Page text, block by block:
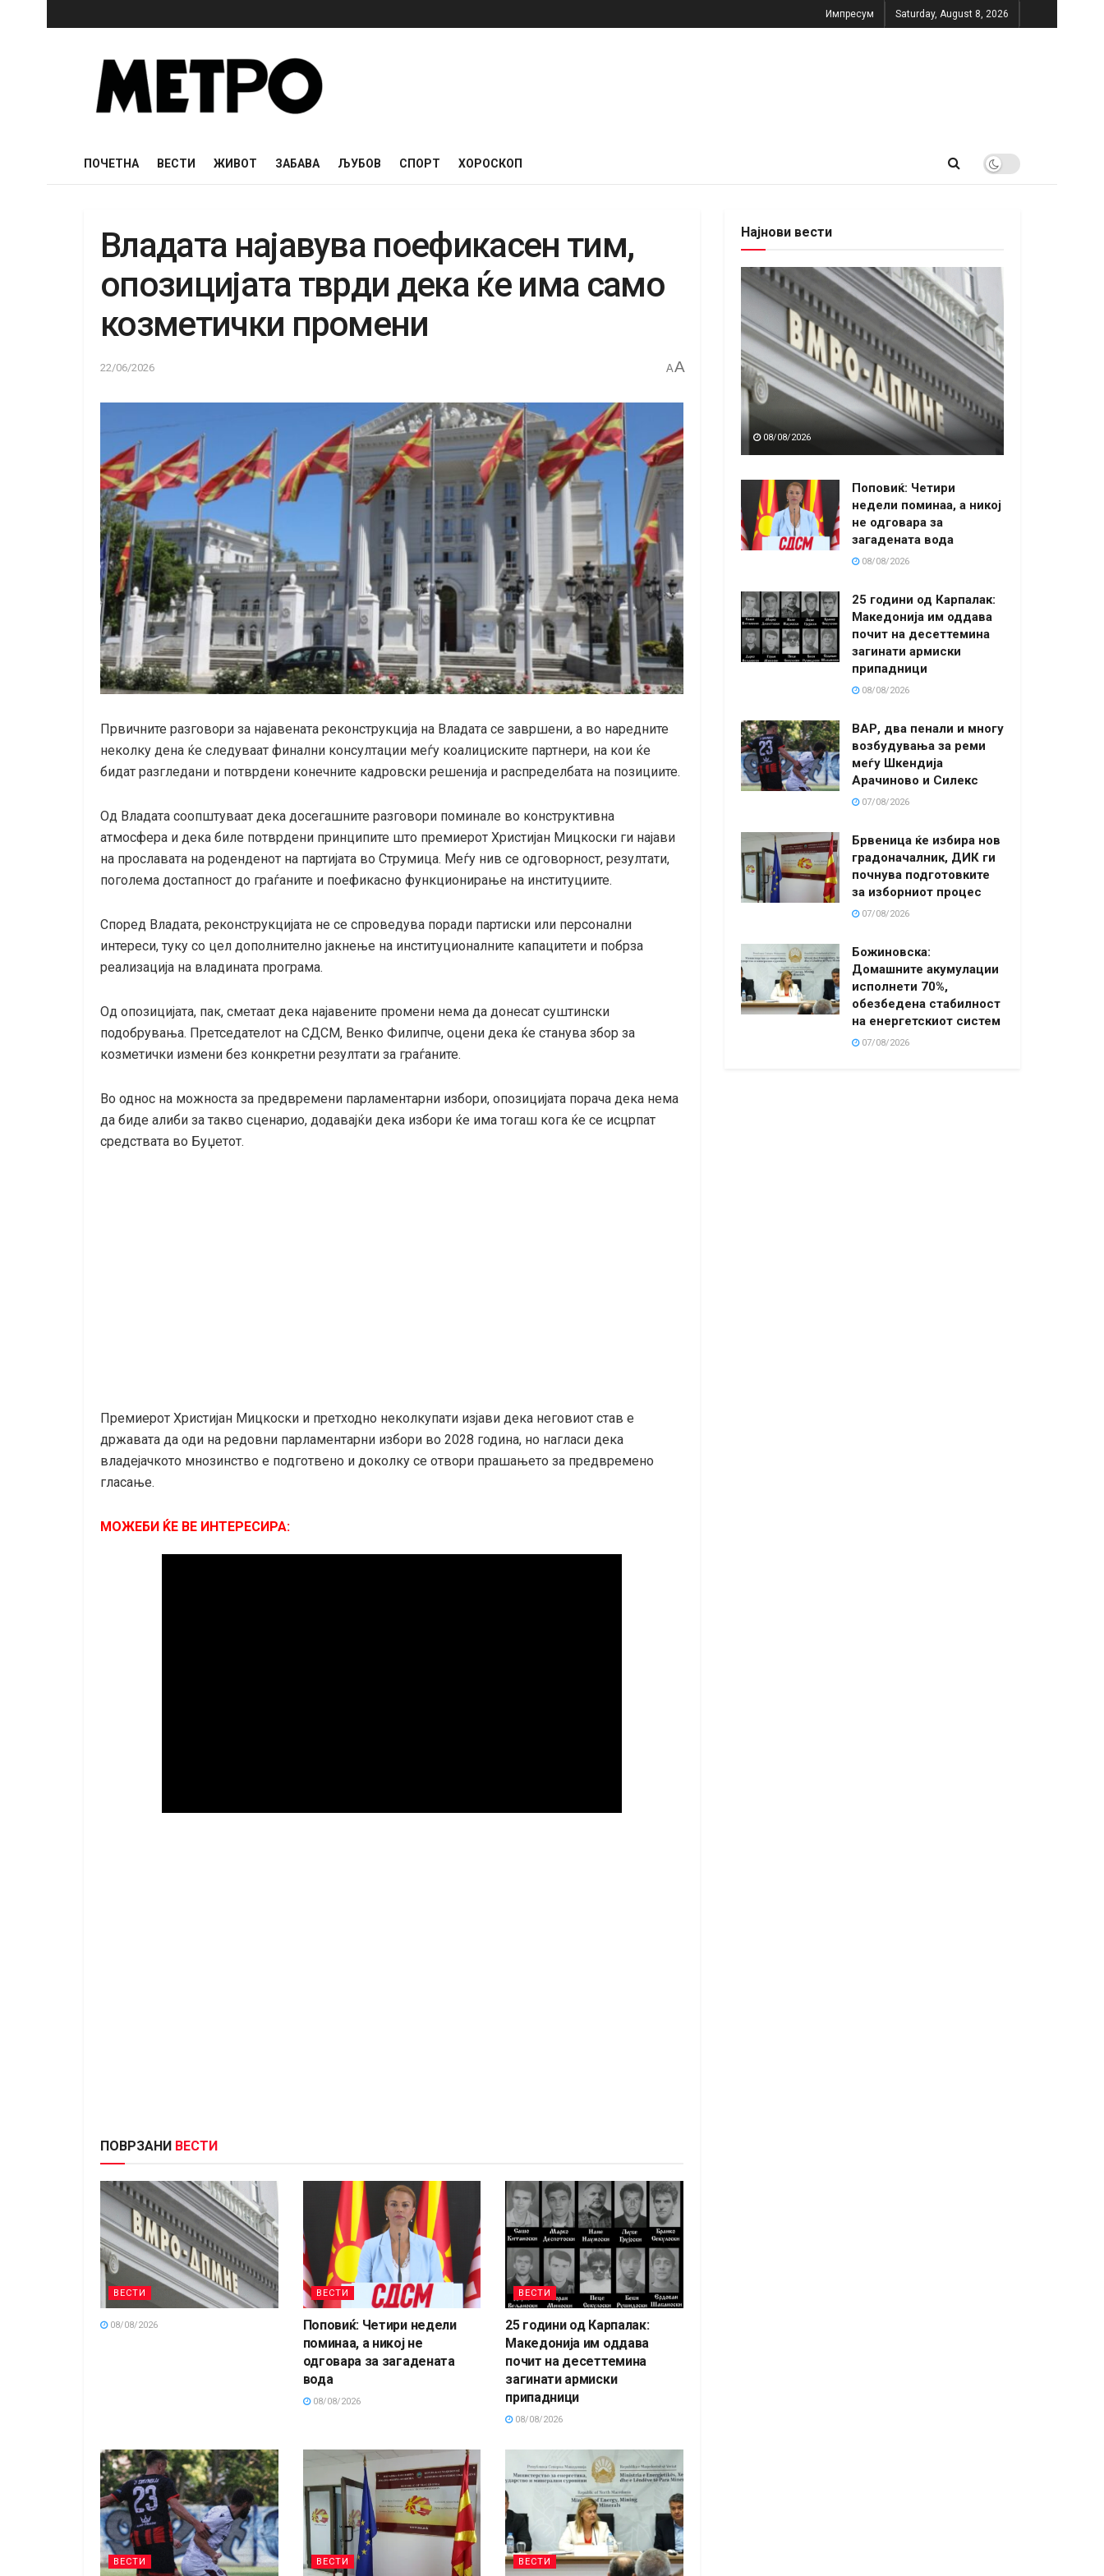
Импресум Saturday, August 8, 2026
ПОЧЕТНА ВЕСТИ ЖИВОТ ЗАБАВА ЉУБОВ СПОРТ ХОРОСКОП
Владата најавува поефикасен тим,
опозицијата тврди дека ќе има само
козметички промени
22/06/2026 AA
Првичните разговори за најавената реконструкција на Владата се завршени, а во наредните
неколку дена ќе следуваат финални консултации меѓу коалициските партнери, на кои ќе
бидат разгледани и потврдени конечните кадровски решенија и распределбата на позициите.
Од Владата соопштуваат дека досегашните разговори поминале во конструктивна
атмосфера и дека биле потврдени принципите што премиерот Христијан Мицкоски ги најави
на прославата на роденденот на партијата во Струмица. Меѓу нив се одговорност, резултати,
поголема достапност до граѓаните и поефикасно функционирање на институциите.
Според Владата, реконструкцијата не се спроведува поради партиски или персонални
интереси, туку со цел дополнително јакнење на институционалните капацитети и побрза
реализација на владината програма.
Од опозицијата, пак, сметаат дека најавените промени нема да донесат суштински
подобрувања. Претседателот на СДСМ, Венко Филипче, оцени дека ќе станува збор за
козметички измени без конкретни резултати за граѓаните.
Во однос на можноста за предвремени парламентарни избори, опозицијата порача дека нема
да биде алиби за такво сценарио, додавајќи дека избори ќе има тогаш кога ќе се исцрпат
средствата во Буџетот.
Премиерот Христијан Мицкоски и претходно неколкупати изјави дека неговиот став е
државата да оди на редовни парламентарни избори во 2028 година, но нагласи дека
владејачкото мнозинство е подготвено и доколку се отвори прашањето за предвремено
гласање.
МОЖЕБИ ЌЕ ВЕ ИНТЕРЕСИРА:
ПОВРЗАНИ ВЕСТИ
ВЕСТИ
08/08/2026
ВЕСТИ
Поповиќ: Четири недели
поминаа, а никој не
одговара за загадената
вода
08/08/2026
ВЕСТИ
25 години од Карпалак:
Македонија им оддава
почит на десеттемина
загинати армиски
припадници
08/08/2026
ВЕСТИ ВЕСТИ ВЕСТИ
Најнови вести
08/08/2026
Поповиќ: Четири
недели поминаа, а никој
не одговара за
загадената вода
08/08/2026
25 години од Карпалак:
Македонија им оддава
почит на десеттемина
загинати армиски
припадници
08/08/2026
ВАР, два пенали и многу
возбудувања за реми
меѓу Шкендија
Арачиново и Силекс
07/08/2026
Брвеница ќе избира нов
градоначалник, ДИК ги
почнува подготовките
за изборниот процес
07/08/2026
Божиновска:
Домашните акумулации
исполнети 70%,
обезбедена стабилност
на енергетскиот систем
07/08/2026